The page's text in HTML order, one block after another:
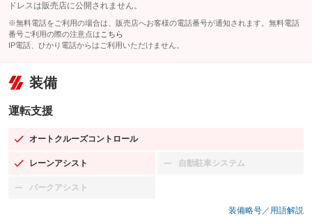
ドレスは販売店に公開されません。
※無料電話をご利用の場合は、販売店へお客様の電話番号が通知されます。無料電話
番号ご利用の際の注意点は こちら
IP電話、ひかり電話からはご利用いただけません。
装備
運転支援
オートクルーズコントロール
：装備あり
レーンアシスト
：装備あり 自動駐車システム
：装備なし
パークアシスト
：装備なし
装備略号／用語解説